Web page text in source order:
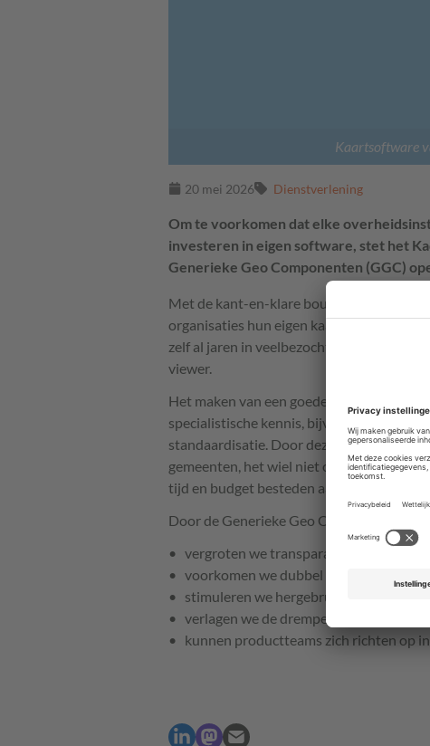
Kaartsoftware
20 mei 2026 Dienstverlening
Om te voorkomen dat elke
investeren in eigen software, stet het
Generieke Geo Componenten (GGC)
Met de kant-en-klare bouwstenen van
organisaties hun eigen
zelf al jaren in veelbezochte publieke
viewer.
Het maken van een goede kaart kost niet
specialistische kennis, bijvoorbeeld op
standaardisatie. Door deze bouwstenen
gemeenten, het wiel niet opnieuw uit te
tijd en budget besteden aan
Door de Generieke Geo Componenten
vergroten we transparantie en
voorkomen we dubbel werk en
stimuleren we hergebruik en
verlagen we de drempel voor
kunnen productteams zich richten op